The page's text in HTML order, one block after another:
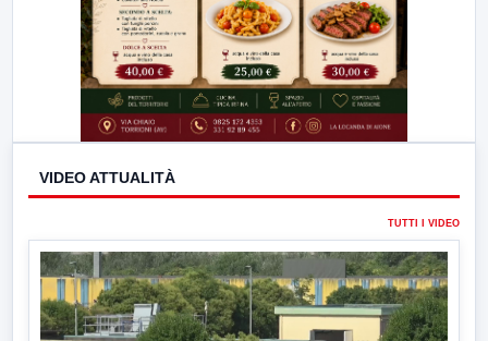
VIDEO ATTUALITÀ
TUTTI I VIDEO